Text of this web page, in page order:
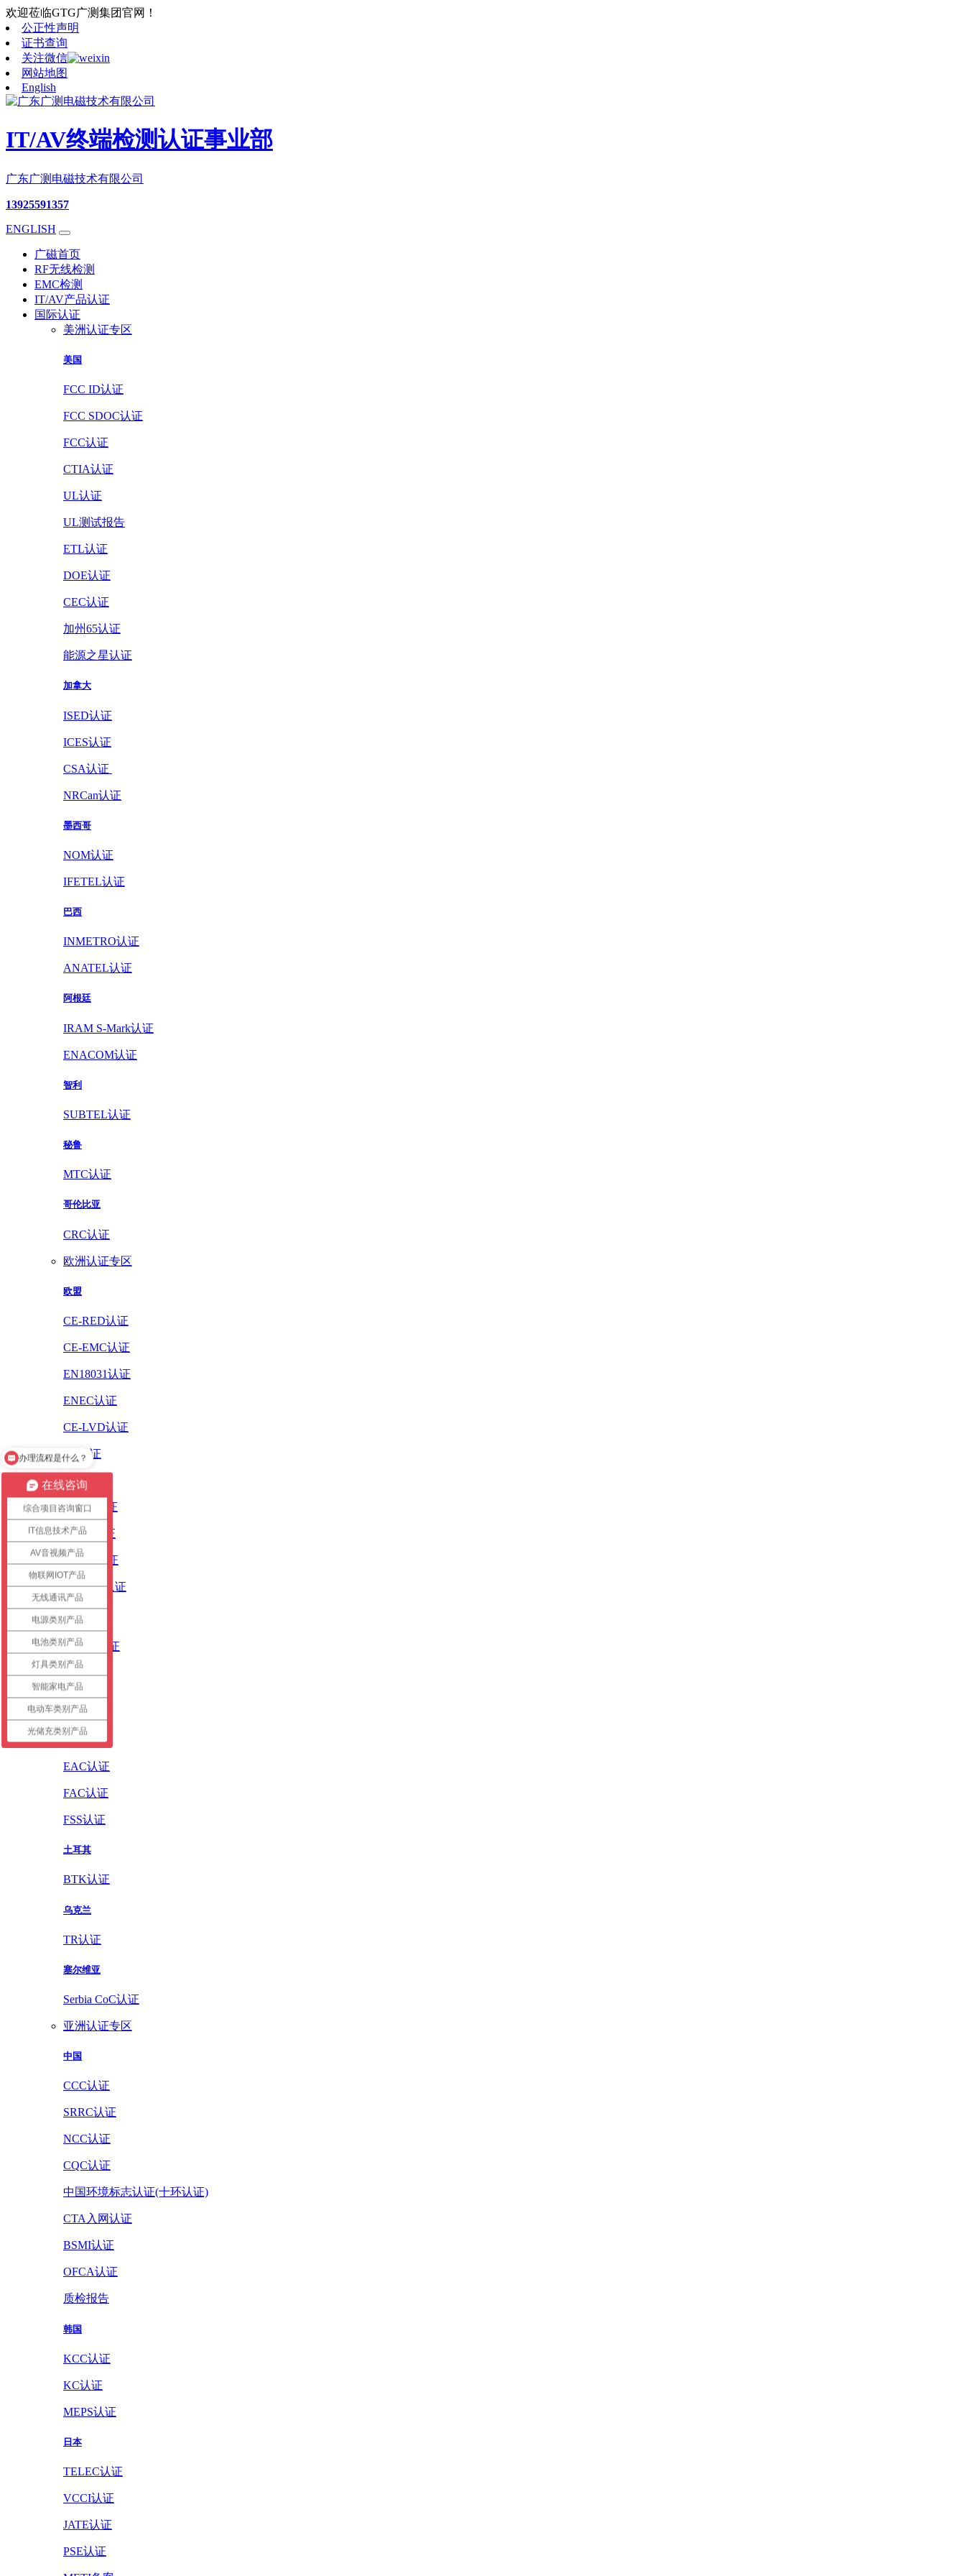
欢迎莅临GTG广测集团官网！
公正性声明
证书查询
关注微信
网站地图
English
IT/AV终端检测认证事业部
广东广测电磁技术有限公司
13925591357
ENGLISH
广磁首页
RF无线检测
EMC检测
IT/AV产品认证
国际认证
美洲认证专区
美国
FCC ID认证
FCC SDOC认证
FCC认证
CTIA认证
UL认证
UL测试报告
ETL认证
DOE认证
CEC认证
加州65认证
能源之星认证
加拿大
ISED认证
ICES认证
CSA认证
NRCan认证
墨西哥
NOM认证
IFETEL认证
巴西
INMETRO认证
ANATEL认证
阿根廷
IRAM S-Mark认证
ENACOM认证
智利
SUBTEL认证
秘鲁
MTC认证
哥伦比亚
CRC认证
欧洲认证专区
欧盟
CE-RED认证
CE-EMC认证
EN18031认证
ENEC认证
CE-LVD认证
CE认证
ErP认证
ROHS认证
PAHS认证
WEEE认证
REACH认证
英国
UKCA认证
德国
GS认证
俄罗斯
EAC认证
FAC认证
FSS认证
土耳其
BTK认证
乌克兰
TR认证
塞尔维亚
Serbia CoC认证
亚洲认证专区
中国
CCC认证
SRRC认证
NCC认证
CQC认证
中国环境标志认证(十环认证)
CTA入网认证
BSMI认证
OFCA认证
质检报告
韩国
KCC认证
KC认证
MEPS认证
日本
TELEC认证
VCCI认证
JATE认证
PSE认证
在线咨询
综合项目咨询窗口
IT信息技术产品
AV音视频产品
物联网IOT产品
无线通讯产品
电源类别产品
电池类别产品
灯具类别产品
智能家电产品
电动车类别产品
光储充类别产品
办理流程是什么？